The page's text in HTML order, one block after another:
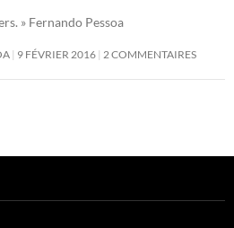
» Fernando Pessoa
9 FÉVRIER 2016 2 COMMENTAIRES